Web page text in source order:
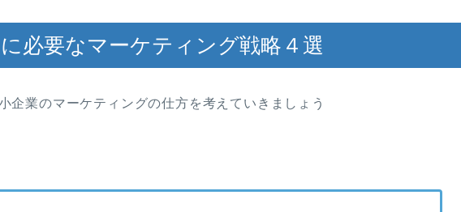
必要なマーケティング戦略４選
企業のマーケティングの仕方を考えていきましょう